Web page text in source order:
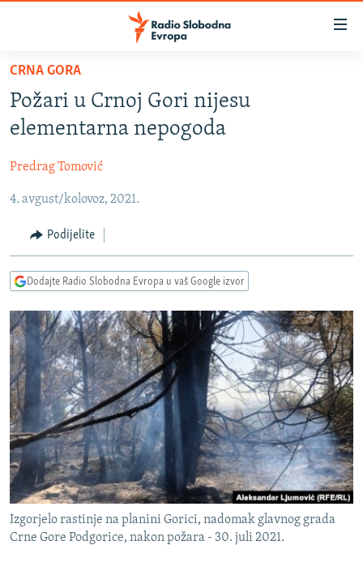
Pređite
glavni
sadržaj
na
navigaciju
Pređite
pretragu
BOSNA I HERCEGOVINA
KOSOVO
CRNA GORA
VIZUELNO
FOTOGALERIJE
INFOGRAFIKE
PODCASTI
RAT U UKRAJINI
KINA NA BALKANU
RSE PRIČE IZ SVIJETA
ISPRIČAJ MI
DNEVNO@RSE
SPECIJALI RSE
VIŠE OD NASLOVA
GENOCID U SREBRENICI
POPLAVE I KLIZIŠTA U BIH 2024.
PRATITE NAS
CRNA GORA
Požari u Crnoj Gori nijesu
elementarna nepogoda
Predrag Tomović
4. avgust/kolovoz, 2021.
Podijelite
Dodajte Radio Slobodna Evropa u vaš Google izvor
Izgorjelo rastinje na planini Gorici, nadomak glavnog grada
Crne Gore Podgorice, nakon požara - 30. juli 2021.